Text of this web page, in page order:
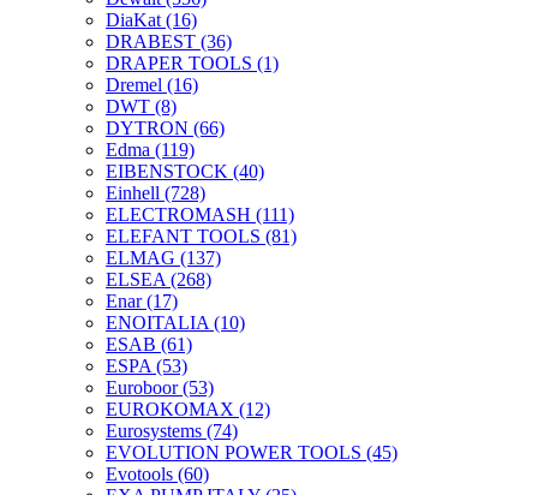
DiaKat (16)
DRABEST (36)
DRAPER TOOLS (1)
Dremel (16)
DWT (8)
DYTRON (66)
Edma (119)
EIBENSTOCK (40)
Einhell (728)
ELECTROMASH (111)
ELEFANT TOOLS (81)
ELMAG (137)
ELSEA (268)
Enar(17)
ENOITALIA (10)
ESAB (61)
ESPA (53)
Euroboor(53)
EUROKOMAX (12)
Eurosystems (74)
EVOLUTION POWER TOOLS (45)
Evotools (60)